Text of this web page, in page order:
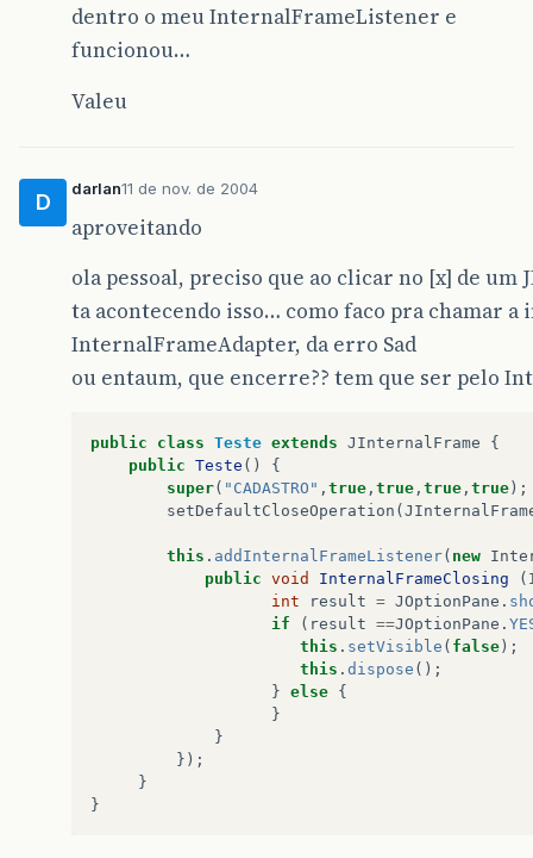
dentro o meu InternalFrameListener e
funcionou…
Valeu
D
darlan11 de nov. de 2004
aproveitando
ola pessoal, preciso que ao clicar no [x] de
ta acontecendo isso… como faco pra chamar a
InternalFrameAdapter, da erro Sad
ou entaum, que encerre?? tem que ser pelo
public class Teste extends JInternalFrame
{
public Teste ()
{
super( "CADASTRO" , true , true , true , true);
setDefaultCloseOperation (
this . addInternalFrameListener( new
public void InternalFrameClosing (
int
result = JOptionPane .
if
( result ==JOptionPane .
this . setVisible ( false);
this . dispose ();
} else {
}
}
});
}
}